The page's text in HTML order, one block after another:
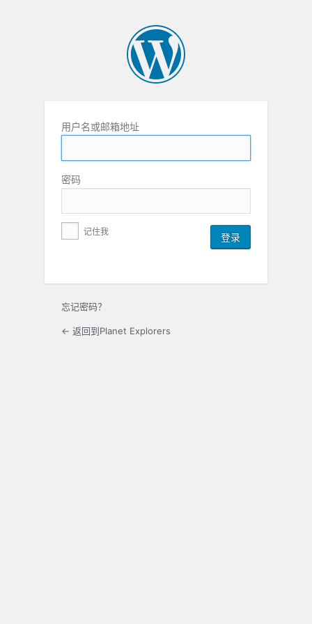
用户名或邮箱地址
密码
记住我
忘记密码？
← 返回到Planet Explorers